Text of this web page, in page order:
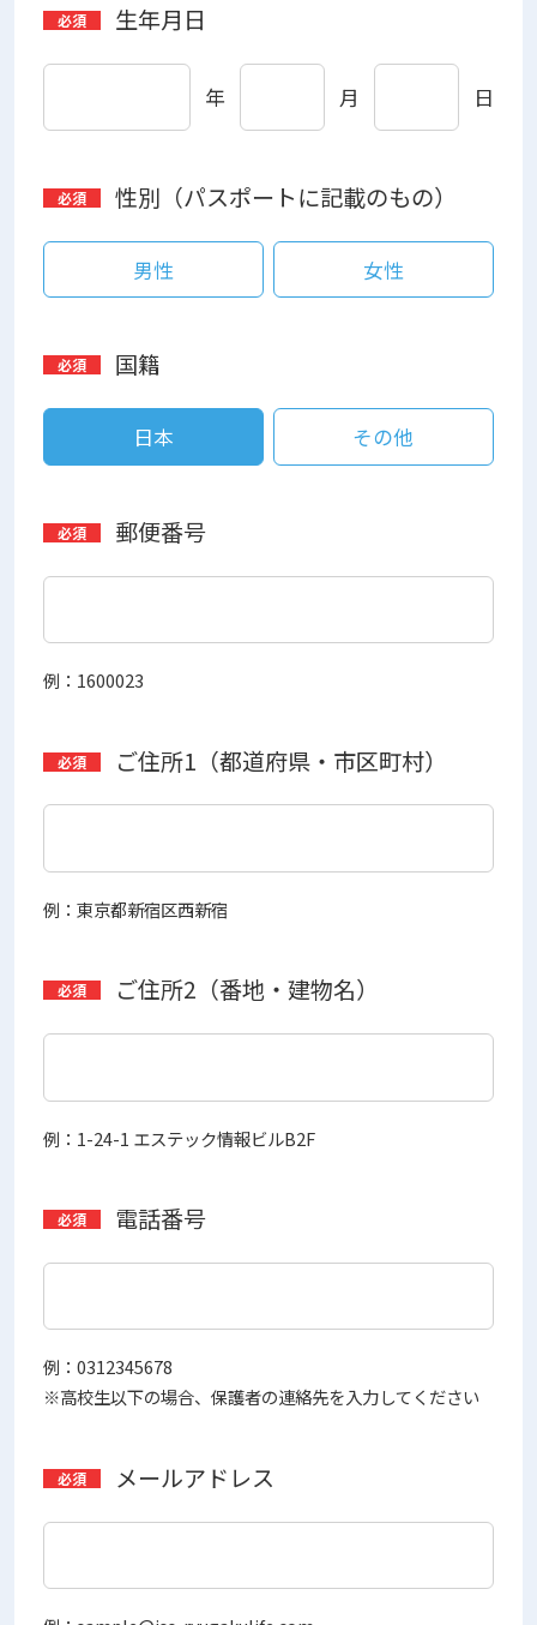
生年月日
年 月 日
性別（パスポートに記載のもの）
男性 女性
国籍
日本 その他
郵便番号
例：1600023
ご住所1（都道府県・市区町村）
例：東京都新宿区西新宿
ご住所2（番地・建物名）
例：1-24-1 エステック情報ビルB2F
電話番号
例：0312345678
※高校生以下の場合、保護者の連絡先を入力してください
メールアドレス